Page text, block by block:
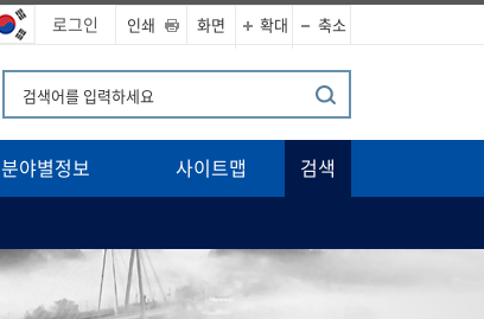
로그인 인쇄 화면 확대 축소
분야별정보 사이트맵
검색